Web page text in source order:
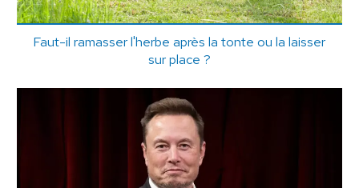
Faut-il ramasser l'herbe après la tonte ou la laisser
sur place ?